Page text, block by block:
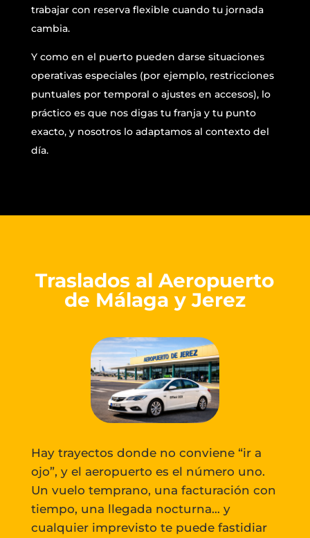
trabajar con reserva flexible cuando tu jornada
cambia.
Y como en el puerto pueden darse situaciones
operativas especiales (por ejemplo, restricciones
puntuales por temporal o ajustes en accesos), lo
práctico es que nos digas tu franja y tu punto
exacto, y nosotros lo adaptamos al contexto del
día.
Traslados al Aeropuerto
de Málaga y Jerez
Hay trayectos donde no conviene “ir a
ojo”, y el aeropuerto es el número uno.
Un vuelo temprano, una facturación con
tiempo, una llegada nocturna… y
cualquier imprevisto te puede fastidiar